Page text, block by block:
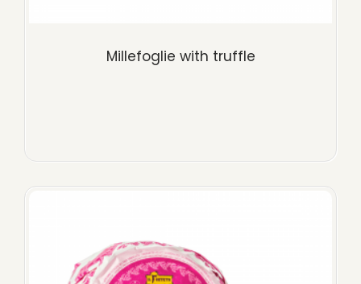
Millefoglie with truffle